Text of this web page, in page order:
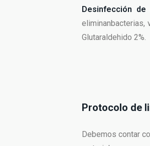
Desinfección
Glutaraldehido 2%.
Protocolo de
Debemos contar